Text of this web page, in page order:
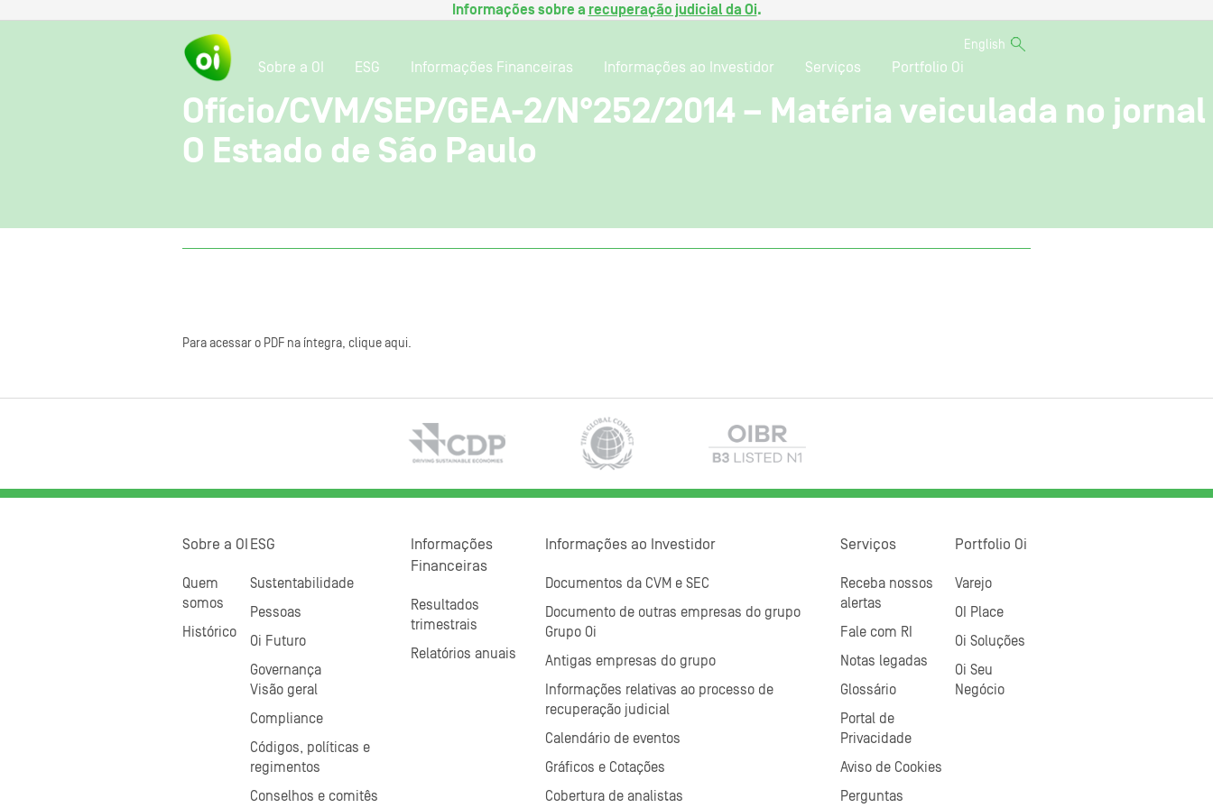
Informações sobre a recuperação judicial da Oi.
English
Sobre a OI ESG Informações Financeiras Informações ao Investidor Serviços Portfolio Oi
Ofício/CVM/SEP/GEA-2/N°252/2014 – Matéria veiculada no jornal
O Estado de São Paulo
Para acessar o PDF na íntegra, clique aqui.
Sobre a OI
Quem
somos
Histórico
ESG
Sustentabilidade
Pessoas
Oi Futuro
Governança
Visão geral
Compliance
Códigos, políticas e
regimentos
Conselhos e comitês
Informações
Financeiras
Resultados
trimestrais
Relatórios anuais
Informações ao Investidor
Documentos da CVM e SEC
Documento de outras empresas do grupo
Grupo Oi
Antigas empresas do grupo
Informações relativas ao processo de
recuperação judicial
Calendário de eventos
Gráficos e Cotações
Cobertura de analistas
Serviços
Receba nossos
alertas
Fale com RI
Notas legadas
Glossário
Portal de
Privacidade
Aviso de Cookies
Perguntas
Portfolio Oi
Varejo
OI Place
Oi Soluções
Oi Seu
Negócio